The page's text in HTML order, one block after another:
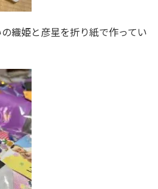
織姫と彦星を折り紙で作ってい